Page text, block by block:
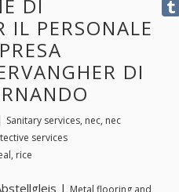
DI
IL PERSONALE
DI
Sanitary services, nec, nec
services
rice
| Metal flooring and